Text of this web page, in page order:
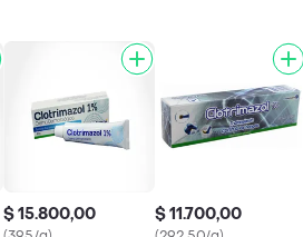
$ 15.800,00 $ 11.700,00